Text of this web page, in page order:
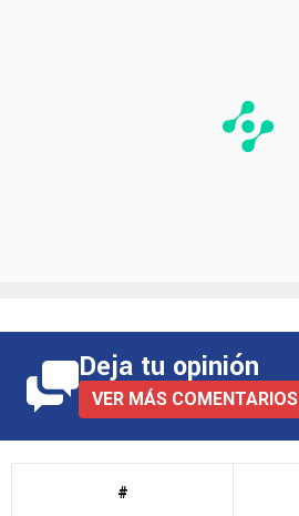
Deja tu opinión
VER MÁS COMENTARIOS
#